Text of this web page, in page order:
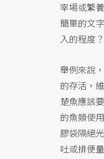
宰場或繁
簡單的文
入的程度
舉例來說
的存活，
楚魚應該
的魚類使
膠袋隔絕
吐或排便